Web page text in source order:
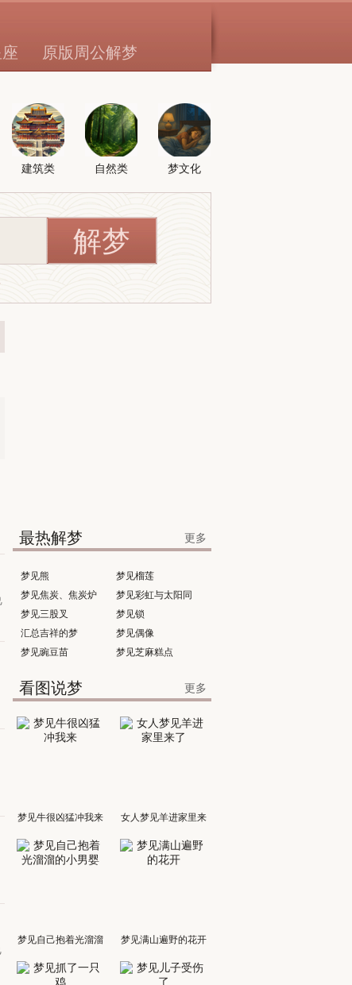
原版周公解梦
建筑类 自然类 梦文化
最热解梦 更多
梦见熊
梦见榴莲
梦见焦炭、焦炭炉
梦见彩虹与太阳同
时出现
梦见三股叉
梦见锁
汇总吉祥的梦
梦见偶像
梦见豌豆苗
梦见芝麻糕点
看图说梦 更多
梦见牛很凶猛冲我来 女人梦见羊进家里来
了
梦见自己抱着光溜溜
的小男婴
梦见满山遍野的花开